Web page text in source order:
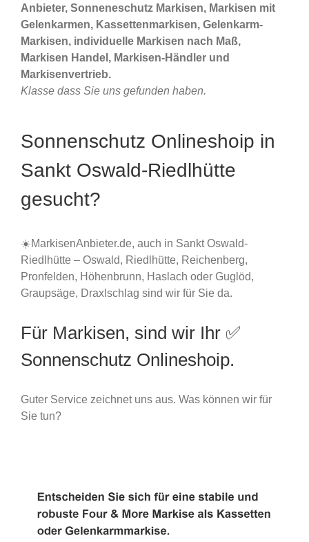
Anbieter, Sonneneschutz Markisen, Markisen mit
Gelenkarmen, Kassettenmarkisen, Gelenkarm-
Markisen, individuelle Markisen nach Maß,
Markisen Handel, Markisen-Händler und
Markisenvertrieb.
Klasse dass Sie uns gefunden haben.
Sonnenschutz Onlineshoip in
Sankt Oswald-Riedlhütte
gesucht?
☀️MarkisenAnbieter.de, auch in Sankt Oswald-
Riedlhütte – Oswald, Riedlhütte, Reichenberg,
Pronfelden, Höhenbrunn, Haslach oder Guglöd,
Graupsäge, Draxlschlag sind wir für Sie da.
Für Markisen, sind wir Ihr ✅
Sonnenschutz Onlineshoip.
Guter Service zeichnet uns aus. Was können wir für
Sie tun?